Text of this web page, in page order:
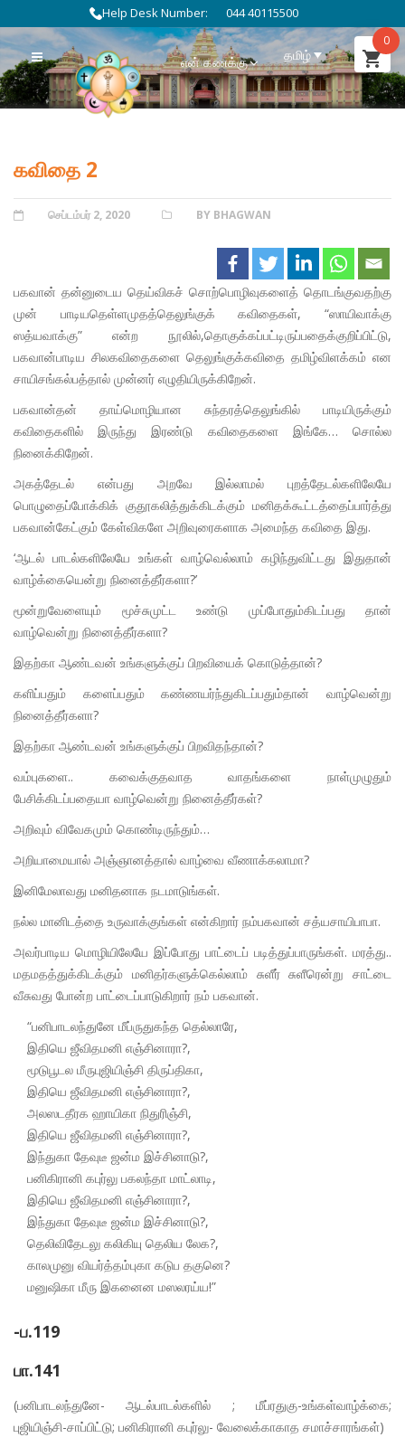
Help Desk Number: 044 40115500
என் கணக்கு தமிழ்
கவிதை 2
POSTED
செப்டம்பர் 2, 2020 CATEGORIES
BY BHAGWAN
பகவான் தன்னுடைய தெய்விகச் சொற்பொழிவுகளைத் தொடங்குவதற்கு
முன் பாடியதெள்ளமுதத்தெலுங்குக் கவிதைகள், “ஸாயிவாக்கு
ஸத்யவாக்கு” என்ற நூலில்,தொகுக்கப்பட்டிருப்பதைக்குறிப்பிட்டு,
பகவான்பாடிய சிலகவிதைகளை தெலுங்குக்கவிதை தமிழ்விளக்கம் என
சாயிசங்கல்பத்தால் முன்னர் எழுதியிருக்கிறேன்.
பகவான்தன் தாய்மொழியான சுந்தரத்தெலுங்கில் பாடியிருக்கும்
கவிதைகளில் இருந்து இரண்டு கவிதைகளை இங்கே… சொல்ல
நினைக்கிறேன்.
அகத்தேடல் என்பது அறவே இல்லாமல் புறத்தேடல்களிலேயே
பொழுதைப்போக்கிக் குதூகலித்துக்கிடக்கும் மனிதக்கூட்டத்தைப்பார்த்து
பகவான்கேட்கும் கேள்விகளே அறிவுரைகளாக அமைந்த கவிதை இது.
‘ஆடல் பாடல்களிலேயே உங்கள் வாழ்வெல்லாம் கழிந்துவிட்டது இதுதான்
வாழ்க்கையென்று நினைத்தீர்களா?’
மூன்றுவேளையும் மூச்சுமுட்ட உண்டு முப்போதும்கிடப்பது தான்
வாழ்வென்று நினைத்தீர்களா?
இதற்கா ஆண்டவன் உங்களுக்குப் பிறவியைக் கொடுத்தான்?
களிப்பதும் களைப்பதும் கண்ணயர்ந்துகிடப்பதும்தான் வாழ்வென்று
நினைத்தீர்களா?
இதற்கா ஆண்டவன் உங்களுக்குப் பிறவிதந்தான்?
வம்புகளை.. கவைக்குதவாத வாதங்களை நாள்முழுதும்
பேசிக்கிடப்பதையா வாழ்வென்று நினைத்தீர்கள்?
அறிவும் விவேகமும் கொண்டிருந்தும்…
அறியாமையால் அஞ்ஞானத்தால் வாழ்வை வீணாக்கலாமா?
இனிமேலாவது மனிதனாக நடமாடுங்கள்.
நல்ல மானிடத்தை உருவாக்குங்கள் என்கிறார் நம்பகவான் சத்யசாயிபாபா.
அவர்பாடிய மொழியிலேயே இப்போது பாட்டைப் படித்துப்பாருங்கள். மரத்து..
மதமதத்துக்கிடக்கும் மனிதர்களுக்கெல்லாம் சுளீர் சுளீரென்று சாட்டை
வீசுவது போன்ற பாட்டைப்பாடுகிறார் நம் பகவான்.
“பனிபாடலந்துனே மீப்ருதுகந்த தெல்லாரே,
இதியெ ஜீவிதமனி எஞ்சினாரா?,
மூடுபூடல மீருபுஜியிஞ்சி திருப்திகா,
இதியெ ஜீவிதமனி எஞ்சினாரா?,
அலஸடதீரக ஹாயிகா நிதுரிஞ்சி,
இதியெ ஜீவிதமனி எஞ்சினாரா?,
இந்துகா தேவுடீ ஜன்ம இச்சினாடு?,
பனிகிரானி கபுர்லு பகலந்தா மாட்லாடி,
இதியெ ஜீவிதமனி எஞ்சினாரா?,
இந்துகா தேவுடீ ஜன்ம இச்சினாடு?,
தெலிவிதேடலு கலிகியு தெலிய லேக?,
காலமுனு வியர்த்தம்புகா கடுப தகுனெ?
மனுஷிகா மீரு இகனைன மஸலரய்ய!”
-ப.119
பா.141
(பனிபாடலந்துனே- ஆடல்பாடல்களில் ; மீப்ரதுகு-உங்கள்வாழ்க்கை;
புஜியிஞ்சி-சாப்பிட்டு; பனிகிரானி கபுர்லு- வேலைக்காகாத சமாச்சாரங்கள்)
0